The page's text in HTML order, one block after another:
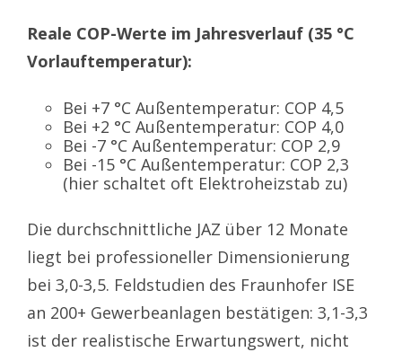
Reale COP-Werte im Jahresverlauf (35 °C
Vorlauftemperatur):
Bei +7 °C Außentemperatur: COP 4,5
Bei +2 °C Außentemperatur: COP 4,0
Bei -7 °C Außentemperatur: COP 2,9
Bei -15 °C Außentemperatur: COP 2,3
(hier schaltet oft Elektroheizstab zu)
Die durchschnittliche JAZ über 12 Monate
liegt bei professioneller Dimensionierung
bei 3,0-3,5. Feldstudien des Fraunhofer ISE
an 200+ Gewerbeanlagen bestätigen: 3,1-3,3
ist der realistische Erwartungswert, nicht